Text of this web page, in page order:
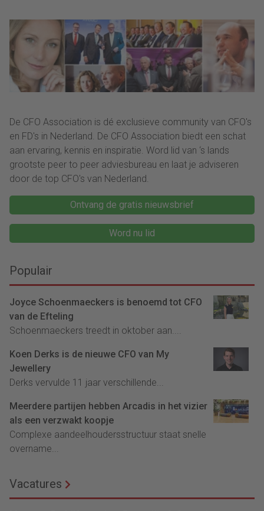
De CFO Association is dé exclusieve community van CFO's
en FD's in Nederland. De CFO Association biedt een schat
aan ervaring, kennis en inspiratie. Word lid van ‘s lands
grootste peer to peer adviesbureau en laat je adviseren
door de top CFO's van Nederland.
Ontvang de gratis nieuwsbrief
Word nu lid
Populair
Joyce Schoenmaeckers is benoemd tot CFO
van de Efteling
Schoenmaeckers treedt in oktober aan....
Koen Derks is de nieuwe CFO van My
Jewellery
Derks vervulde 11 jaar verschillende...
Meerdere partijen hebben Arcadis in het vizier
als een verzwakt koopje
Complexe aandeelhoudersstructuur staat snelle
overname...
Vacatures